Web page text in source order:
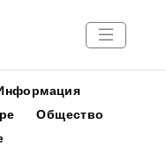
Общество